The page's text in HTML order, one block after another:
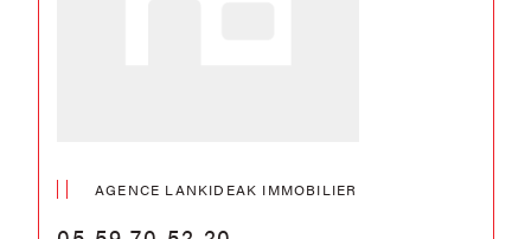
AGENCE LANKIDEAK IMMOBILIER